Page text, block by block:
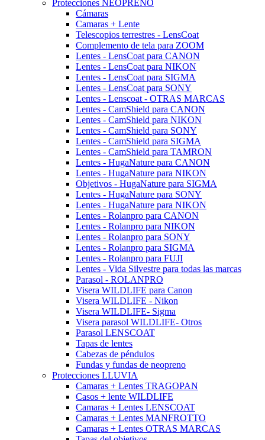
Protecciones NEOPRENO
Cámaras
Camaras + Lente
Telescopios terrestres - LensCoat
Complemento de tela para ZOOM
Lentes - LensCoat para CANON
Lentes - LensCoat para NIKON
Lentes - LensCoat para SIGMA
Lentes - LensCoat para SONY
Lentes - Lenscoat - OTRAS MARCAS
Lentes - CamShield para CANON
Lentes - CamShield para NIKON
Lentes - CamShield para SONY
Lentes - CamShield para SIGMA
Lentes - CamShield para TAMRON
Lentes - HugaNature para CANON
Lentes - HugaNature para NIKON
Objetivos - HugaNature para SIGMA
Lentes - HugaNature para SONY
Lentes - HugaNature para NIKON
Lentes - Rolanpro para CANON
Lentes - Rolanpro para NIKON
Lentes - Rolanpro para SONY
Lentes - Rolanpro para SIGMA
Lentes - Rolanpro para FUJI
Lentes - Vida Silvestre para todas las marcas
Parasol - ROLANPRO
Visera WILDLIFE para Canon
Visera WILDLIFE - Nikon
Visera WILDLIFE- Sigma
Visera parasol WILDLIFE- Otros
Parasol LENSCOAT
Tapas de lentes
Cabezas de péndulos
Fundas y fundas de neopreno
Protecciones LLUVIA
Camaras + Lentes TRAGOPAN
Casos + lente WILDLIFE
Camaras + Lentes LENSCOAT
Camaras + Lentes MANFROTTO
Camaras + Lentes OTRAS MARCAS